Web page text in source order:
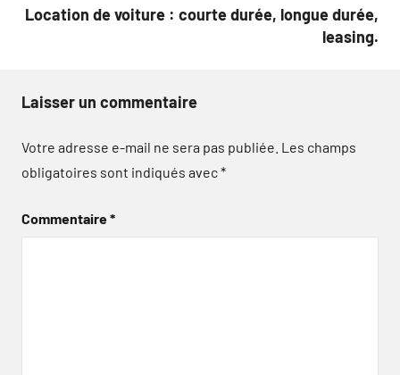
Location de voiture : courte durée, longue durée,
leasing.
Laisser un commentaire
Votre adresse e-mail ne sera pas publiée. Les champs
obligatoires sont indiqués avec*
Commentaire*